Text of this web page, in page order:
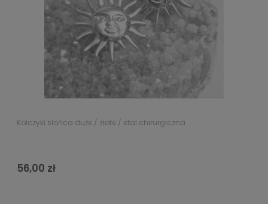
Kolczyki słońca duże / złote / stal chirurgiczna
56,00 zł